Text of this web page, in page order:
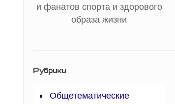
и фанатов спорта и здорового
образа жизни
Рубрики
Общетематические